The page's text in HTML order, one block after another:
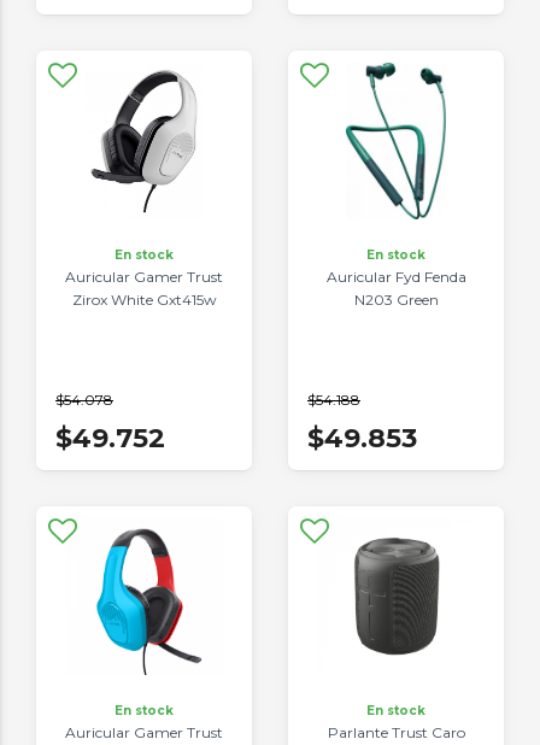
En stock
Auricular Gamer Trust
Zirox White Gxt415w
$54.078
$49.752
En stock
Auricular Fyd Fenda
N203 Green
$54.188
$49.853
En stock
Auricular Gamer Trust
En stock
Parlante Trust Caro